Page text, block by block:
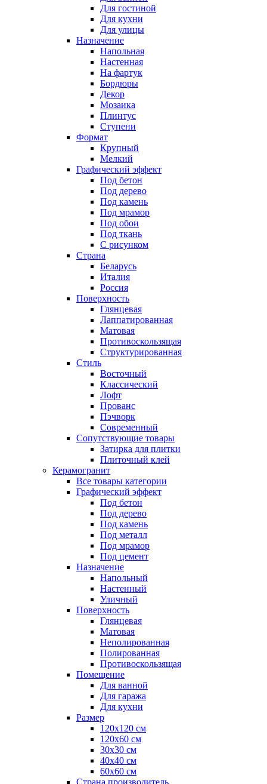
Для гостиной
Для кухни
Для улицы
Назначение
Напольная
Настенная
На фартук
Бордюры
Декор
Мозаика
Плинтус
Ступени
Формат
Крупный
Мелкий
Графический эффект
Под бетон
Под дерево
Под камень
Под мрамор
Под обои
Под ткань
С рисунком
Страна
Беларусь
Италия
Россия
Поверхность
Глянцевая
Лаппатированная
Матовая
Противоскользящая
Структурированная
Стиль
Восточный
Классический
Лофт
Прованс
Пэчворк
Современный
Сопутствующие товары
Затирка для плитки
Плиточный клей
Керамогранит
Все товары категории
Графический эффект
Под бетон
Под дерево
Под камень
Под металл
Под мрамор
Под цемент
Назначение
Напольный
Настенный
Уличный
Поверхность
Глянцевая
Матовая
Неполированная
Полированная
Противоскользящая
Помещение
Для ванной
Для гаража
Для кухни
Размер
120x120 см
120x60 см
30x30 см
40x40 см
60x60 см
Страна производитель